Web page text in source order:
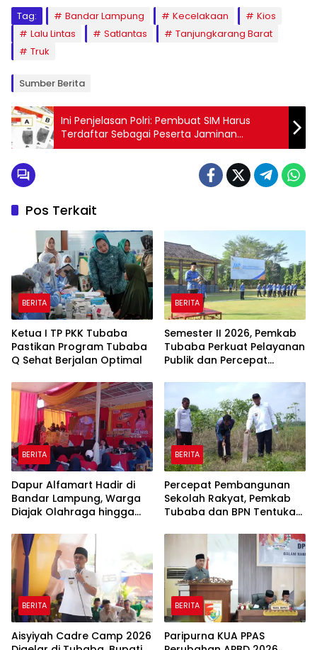
Tag: Bandar Lampung Kecelakaan
Kios
Lalu Lintas
Satlantas
Tanjungkarang Barat
Truk
Sumber Berita
Ini Penjelasan Polri: Pembuat SIM Harus
Terdaftar Sebagai Peserta Jaminan
Kesehatan Nasional!
Pos Terkait
BERITA
Ketua I TP PKK Tubaba
Pastikan Program Tubaba
Q Sehat Berjalan Optimal
BERITA
Semester II 2026, Pemkab
Tubaba Perkuat Pelayanan
Publik dan Percepat
BERITA
Dapur Alfamart Hadir di
Bandar Lampung, Warga
Diajak Olahraga hingga
BERITA
Percepat Pembangunan
Sekolah Rakyat, Pemkab
Tubaba dan BPN Tentukan
BERITA
Aisyiyah Cadre Camp 2026
BERITA
Paripurna KUA PPAS